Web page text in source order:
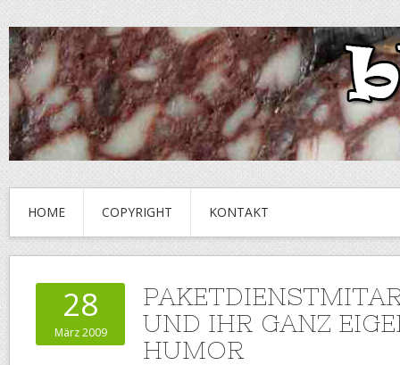
HOME COPYRIGHT KONTAKT
28
März 2009
UND IHR GANZ
HUMOR